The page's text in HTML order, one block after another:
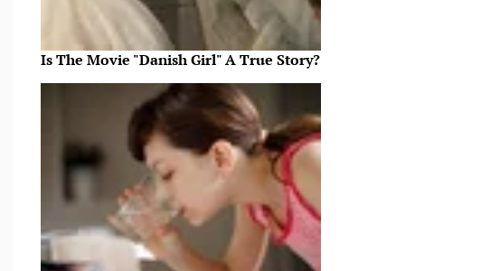
Is The Movie "Danish Girl" A True Story?